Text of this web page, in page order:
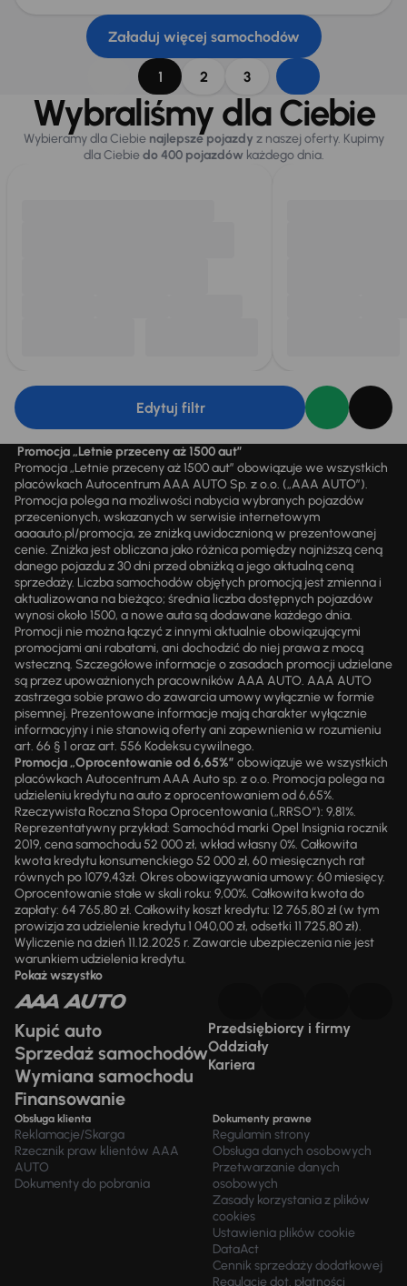
Załaduj więcej samochodów
1 2 3
Wybraliśmy dla Ciebie
Wybieramy dla Ciebie najlepsze pojazdy z naszej oferty. Kupimy
dla Ciebiedo 400 pojazdówkażdego dnia.
Edytuj filtr
Promocja „Letnie przeceny aż 1500 aut”
Promocja „Letnie przeceny aż 1500 aut” obowiązuje we wszystkich
placówkach Autocentrum AAA AUTO Sp. z o.o. („AAA AUTO”).
Promocja polega na możliwości nabycia wybranych pojazdów
przecenionych, wskazanych w serwisie internetowym
aaaauto.pl/promocja, ze zniżką uwidocznioną w prezentowanej
cenie. Zniżka jest obliczana jako różnica pomiędzy najniższą ceną
danego pojazdu z 30 dni przed obniżką a jego aktualną ceną
sprzedaży. Liczba samochodów objętych promocją jest zmienna i
aktualizowana na bieżąco; średnia liczba dostępnych pojazdów
wynosi około 1500, a nowe auta są dodawane każdego dnia.
Promocji nie można łączyć z innymi aktualnie obowiązującymi
promocjami ani rabatami, ani dochodzić do niej prawa z mocą
wsteczną. Szczegółowe informacje o zasadach promocji udzielane
są przez upoważnionych pracowników AAA AUTO. AAA AUTO
zastrzega sobie prawo do zawarcia umowy wyłącznie w formie
pisemnej. Prezentowane informacje mają charakter wyłącznie
informacyjny i nie stanowią oferty ani zapewnienia w rozumieniu
art. 66 § 1 oraz art. 556 Kodeksu cywilnego.
Promocja „Oprocentowanie od 6,65%” obowiązuje we wszystkich
placówkach Autocentrum AAA Auto sp. z o.o. Promocja polega na
udzieleniu kredytu na auto z oprocentowaniem od 6,65%.
Rzeczywista Roczna Stopa Oprocentowania („RRSO“): 9,81%.
Reprezentatywny przykład: Samochód marki Opel Insignia rocznik
2019, cena samochodu 52 000 zł, wkład własny 0%. Całkowita
kwota kredytu konsumenckiego 52 000 zł, 60 miesięcznych rat
równych po 1079,43zł. Okres obowiązywania umowy: 60 miesięcy.
Oprocentowanie stałe w skali roku: 9,00%. Całkowita kwota do
zapłaty: 64 765,80 zł. Całkowity koszt kredytu: 12 765,80 zł (w tym
prowizja za udzielenie kredytu 1 040,00 zł, odsetki 11 725,80 zł).
Wyliczenie na dzień 11.12.2025 r. Zawarcie ubezpieczenia nie jest
warunkiem udzielenia kredytu.
Pokaż wszystko
Kupić auto
Sprzedaż samochodów
Wymiana samochodu
Finansowanie
Przedsiębiorcy i firmy
Oddziały
Kariera
Obsługa klienta
Reklamacje/Skarga
Rzecznik praw klientów AAA
AUTO
Dokumenty do pobrania
Dokumenty prawne
Regulamin strony
Obsługa danych osobowych
Przetwarzanie danych
osobowych
Zasady korzystania z plików
cookies
Ustawienia plików cookie
DataAct
Cennik sprzedaży dodatkowej
Regulacje dot. płatności